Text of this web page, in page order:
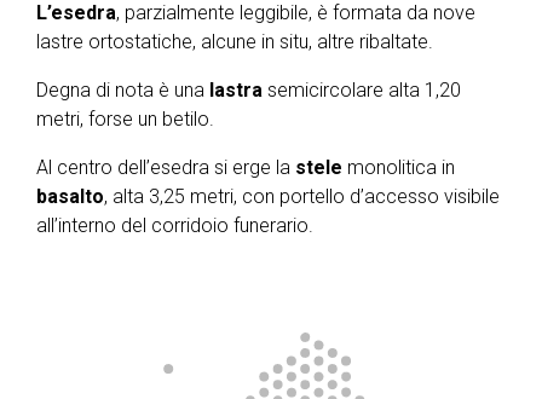
L’esedra, parzialmente leggibile, è formata da nove
lastre ortostatiche, alcune in situ, altre ribaltate.
Degna di nota è una lastra semicircolare alta 1,20
metri, forse un betilo.
Al centro dell’esedra si erge la stele monolitica in
basalto, alta 3,25 metri, con portello d’accesso visibile
all’interno del corridoio funerario.